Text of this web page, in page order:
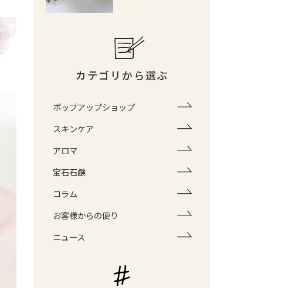
カテゴリから選ぶ
ポップアップショップ
スキンケア
アロマ
宝石石鹸
コラム
お客様からの便り
ニュース